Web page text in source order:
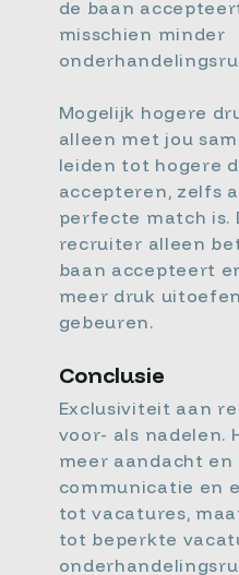
de baan
misschien minder
Mogelijk hogere
alleen met jou
leiden tot hogere
accepteren, zelfs
perfecte match is.
recruiter alleen
baan accepteert
meer druk
gebeuren.
Conclusie
Exclusiviteit aan
voor- als nadelen.
meer aandacht en
communicatie en
tot vacatures,
tot beperkte